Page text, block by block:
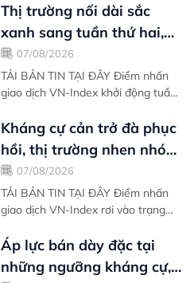
Thị trường nối dài sắc
xanh sang tuần thứ hai,
cung cầu giằng co tại
ngưỡng...
07/08/2026
TẢI BẢN TIN TẠI ĐÂY Điểm nhấn
giao dịch VN-Index khởi động tuần
phục hồi mạnh mẽ kể từ vùng đáy
ngắn hạn...
Kháng cự cản trở đà phục
hồi, thị trường nhen nhóm
ý định tìm kiếm đáy thứ
hai -...
07/08/2026
TẢI BẢN TIN TẠI ĐÂY Điểm nhấn
giao dịch VN-Index rơi vào trạng
tiếp khi thị trường đánh mất xung
lực...
Áp lực bán dày đặc tại
những ngưỡng kháng cự,